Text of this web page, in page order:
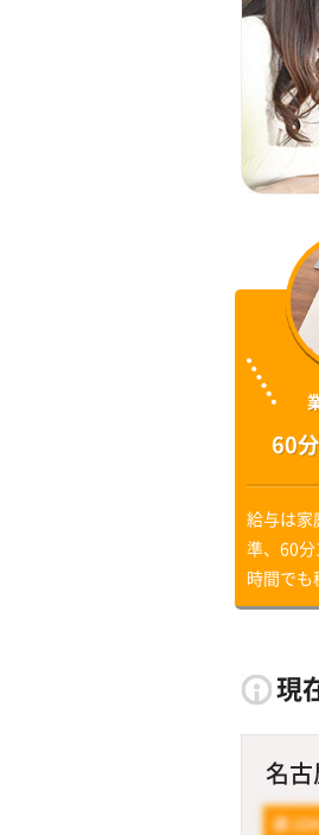
60分
給与は家
準、60分
時間でも
現
名古